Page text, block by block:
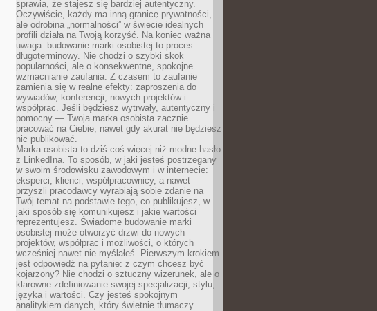
sprawia, że stajesz się bardziej autentyczny.
Oczywiście, każdy ma inną granicę prywatności,
ale odrobina „normalności” w świecie idealnych
profili działa na Twoją korzyść. Na koniec ważna
uwaga: budowanie marki osobistej to proces
długoterminowy. Nie chodzi o szybki skok
popularności, ale o konsekwentne, spokojne
wzmacnianie zaufania. Z czasem to zaufanie
zamienia się w realne efekty: zaproszenia do
wywiadów, konferencji, nowych projektów i
współprac. Jeśli będziesz wytrwały, autentyczny i
pomocny — Twoja marka osobista zacznie
pracować na Ciebie, nawet gdy akurat nie będziesz
nic publikować.
Marka osobista to dziś coś więcej niż modne hasło
z LinkedIna. To sposób, w jaki jesteś postrzegany
w swoim środowisku zawodowym i w internecie:
eksperci, klienci, współpracownicy, a nawet
przyszli pracodawcy wyrabiają sobie zdanie na
Twój temat na podstawie tego, co publikujesz, w
jaki sposób się komunikujesz i jakie wartości
reprezentujesz. Świadome budowanie marki
osobistej może otworzyć drzwi do nowych
projektów, współprac i możliwości, o których
wcześniej nawet nie myślałeś. Pierwszym krokiem
jest odpowiedź na pytanie: z czym chcesz być
kojarzony? Nie chodzi o sztuczny wizerunek, ale o
klarowne zdefiniowanie swojej specjalizacji, stylu,
języka i wartości. Czy jesteś spokojnym
analitykiem danych, który świetnie tłumaczy